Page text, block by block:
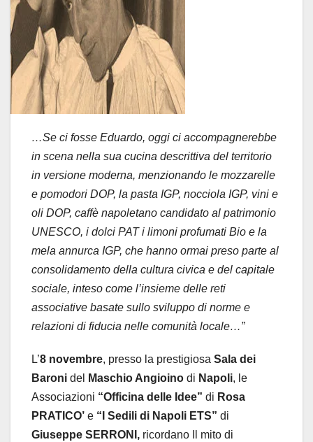
…Se ci fosse Eduardo, oggi ci accompagnerebbe
in scena nella sua cucina descrittiva del territorio
in versione moderna, menzionando le mozzarelle
e pomodori DOP, la pasta IGP, nocciola IGP, vini e
oli DOP, caffè napoletano candidato al patrimonio
UNESCO, i dolci PAT i limoni profumati Bio e la
mela annurca IGP, che hanno ormai preso parte al
consolidamento della cultura civica e del capitale
sociale, inteso come l’insieme delle reti
associative basate sullo sviluppo di norme e
relazioni di fiducia nelle comunità locale…”
L’8 novembre, presso la prestigiosa Sala dei
Baroni del Maschio Angioino di Napoli, le
Associazioni “Officina delle Idee” di Rosa
PRATICO’ e “I Sedili di Napoli ETS” di
Giuseppe SERRONI, ricordano Il mito di